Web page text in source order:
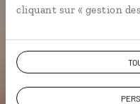
cliquant sur « gestion
Construisez votre